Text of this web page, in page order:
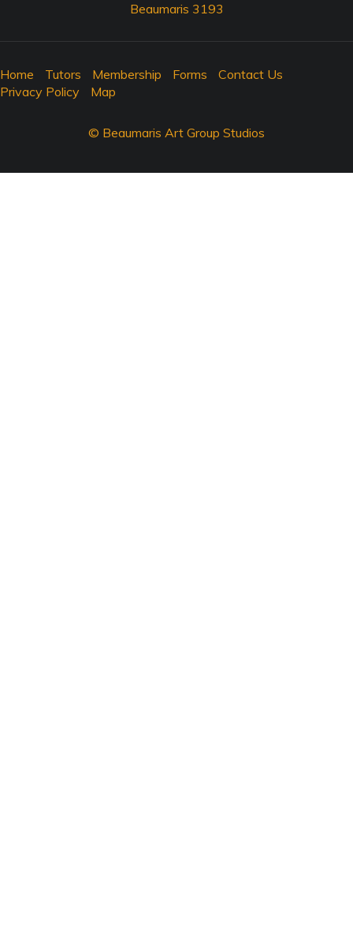
Beaumaris 3193
Home Tutors Membership Forms
Contact Us
Privacy Policy
Map
© Beaumaris Art Group Studios